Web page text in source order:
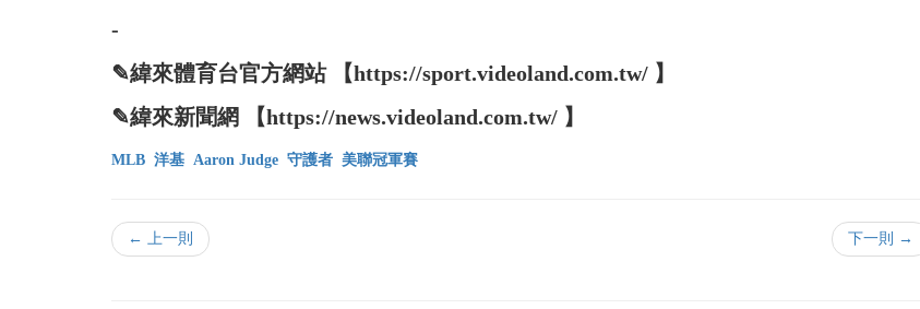
-
✎緯來體育台官方網站 【https://sport.videoland.com.tw/ 】
✎緯來新聞網 【https://news.videoland.com.tw/ 】
MLB 洋基 Aaron Judge 守護者 美聯冠軍賽
← 上一則 下一則 →